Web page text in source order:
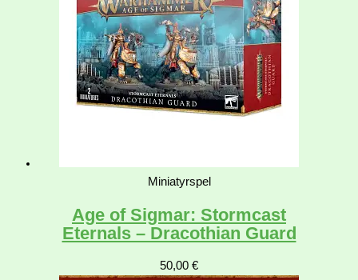
Miniatyrspel
Age of Sigmar: Stormcast
Eternals – Dracothian Guard
50,00 €